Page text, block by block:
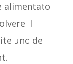
alimentato
il
uno dei